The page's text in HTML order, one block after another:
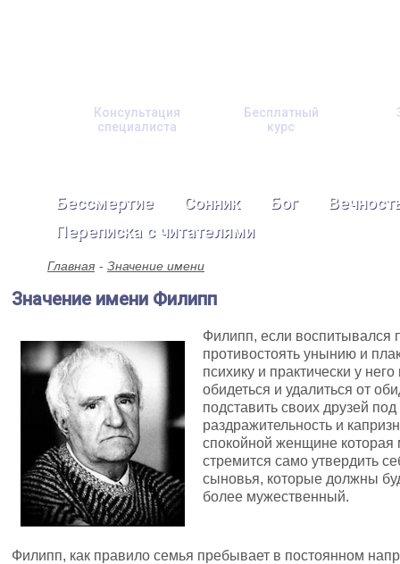
Консультация
специалиста
Бесплатный
курс
Бессмертие Сонник Бог
Переписка с читателями
Главная Значение имени
Значение имени Филипп
Филипп, если воспитывался
противостоять унынию и
психику и практически у
обидеться и удалиться от
подставить своих друзей
раздражительность и
спокойной женщине которая
стремится само утвердить
сыновья, которые должны
более мужественный.
Филипп, как правило семья пребывает в постоянном